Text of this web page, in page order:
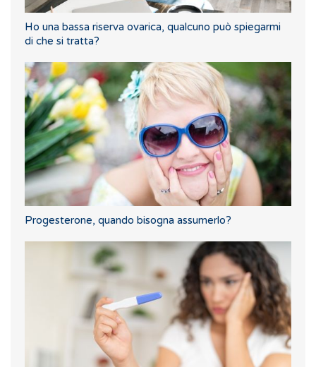
Ho una bassa riserva ovarica, qualcuno può spiegarmi
di che si tratta?
Progesterone, quando bisogna assumerlo?